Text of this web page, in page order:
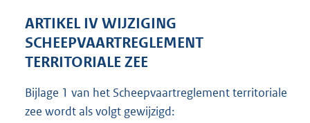
ARTIKEL IV WIJZIGING
SCHEEPVAARTREGLEMENT
TERRITORIALE ZEE
Bijlage 1 van het Scheepvaartreglement territoriale
zee wordt als volgt gewijzigd: